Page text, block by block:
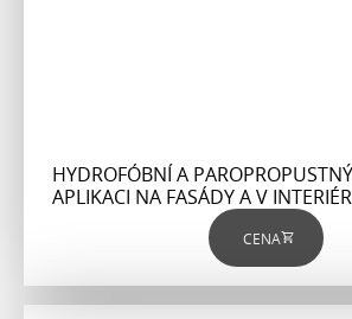
HYDROFÓBNÍ A
APLIKACI NA FASÁDY A V
CENA